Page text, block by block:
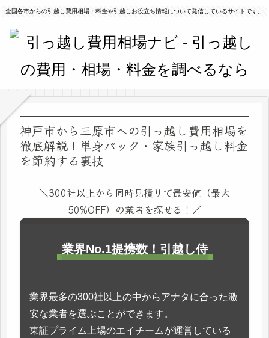
全国各市からの引越し費用相場・料金や引越しお役立ち情報について発信しているサイトです。
神戸市から三原市への引っ越し費用相場を
徹底解説！単身パック・家族引っ越し料金
を節約する裏技
＼300社以上から同時見積りで最安値（最大
50%OFF）の業者を探せる！／
業界No.1提携数！引越し侍
業界最多の300社以上の中からアナタに合った激
安な業者を選ぶことができます。
東証プライム上場のエイチームが運営している